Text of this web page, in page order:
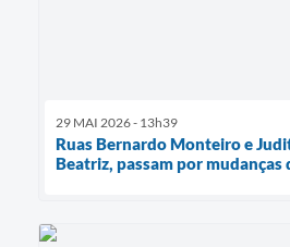
29 MAI 2026 - 13h39
Ruas Bernardo Monteiro e
Beatriz, passam por mudanças